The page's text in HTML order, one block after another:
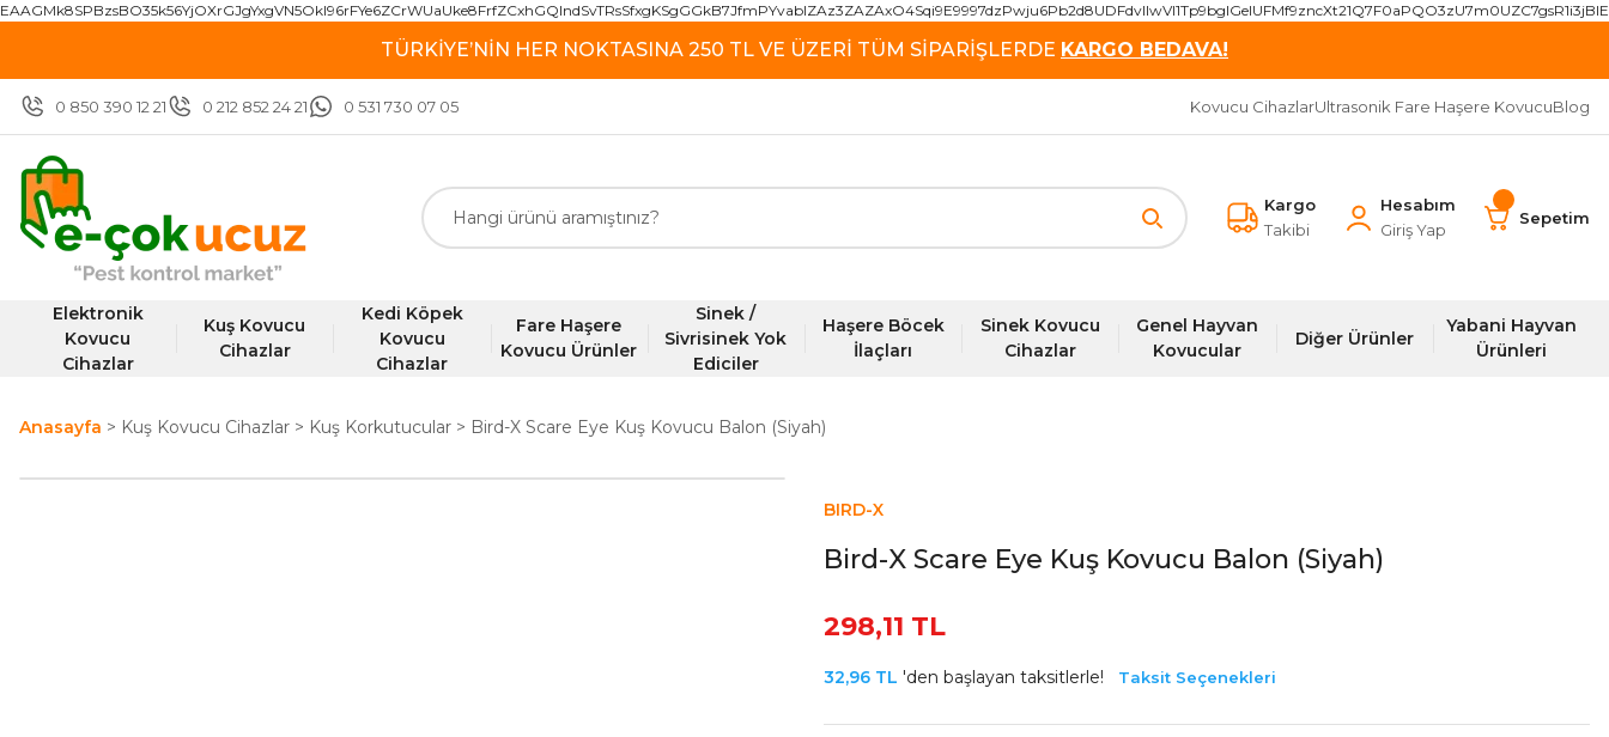
TÜRKİYE’NİN HER NOKTASINA 250 TL VE ÜZERİ TÜM SİPARİŞLERDE KARGO BEDAVA!
0 850 390 12 21 0 212 852 24 21 0 531 730 07 05 Kovucu CihazlarUltrasonik Fare Haşere KovucuBlog
Kargo
Takibi
Hesabım
Giriş Yap
Sepetim
Elektronik
Kovucu
Cihazlar
Kuş Kovucu
Cihazlar
Kedi Köpek
Kovucu
Cihazlar
Fare Haşere
Kovucu Ürünler
Sinek /
Sivrisinek Yok
Ediciler
Haşere Böcek
İlaçları
Sinek Kovucu
Cihazlar
Genel Hayvan
Kovucular
Diğer Ürünler
Yabani Hayvan
Ürünleri
Anasayfa Kuş Kovucu Cihazlar Kuş Korkutucular Bird-X Scare Eye Kuş Kovucu Balon (Siyah)
BIRD-X
Bird-X Scare Eye Kuş Kovucu Balon (Siyah)
298,11 TL
32,96 TL 'den başlayan taksitlerle! Taksit Seçenekleri